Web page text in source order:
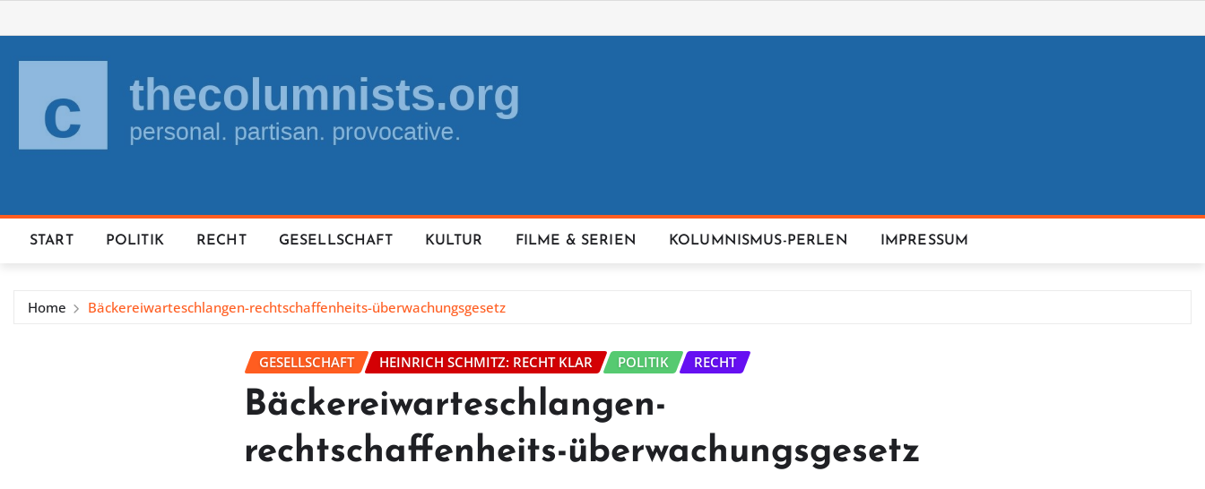
to
content
START POLITIK RECHT GESELLSCHAFT KULTUR FILME & SERIEN KOLUMNISMUS-PERLEN IMPRESSUM
Home Bäckereiwarteschlangen-rechtschaffenheits-überwachungsgesetz
GESELLSCHAFT HEINRICH SCHMITZ: RECHT KLAR POLITIK RECHT
Bäckereiwarteschlangen-
rechtschaffenheits-überwachungsgesetz